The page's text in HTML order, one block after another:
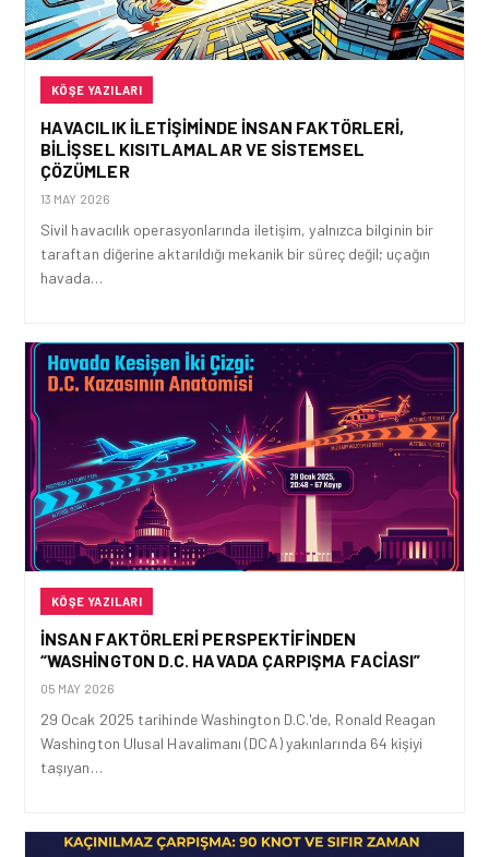
KÖŞE YAZILARI
HAVACILIK İLETIŞIMINDE İNSAN FAKTÖRLERI,
BILIŞSEL KISITLAMALAR VE SISTEMSEL
ÇÖZÜMLER
13 MAY 2026
Sivil havacılık operasyonlarında iletişim, yalnızca bilginin bir
taraftan diğerine aktarıldığı mekanik bir süreç değil; uçağın
havada…
KÖŞE YAZILARI
İNSAN FAKTÖRLERI PERSPEKTIFINDEN
“WASHINGTON D.C. HAVADA ÇARPIŞMA FACIASI”
05 MAY 2026
29 Ocak 2025 tarihinde Washington D.C.'de, Ronald Reagan
Washington Ulusal Havalimanı (DCA) yakınlarında 64 kişiyi
taşıyan…